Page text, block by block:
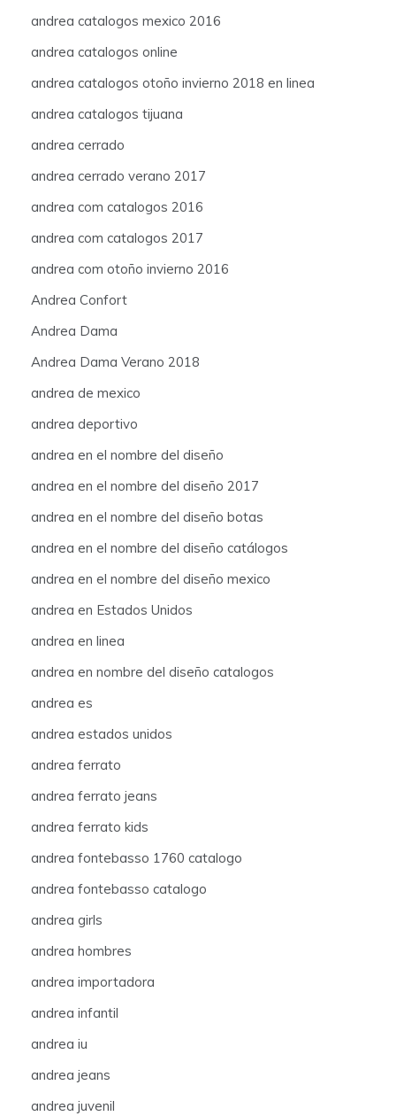
andrea catalogos mexico 2016
andrea catalogos online
andrea catalogos otoño invierno 2018 en linea
andrea catalogos tijuana
andrea cerrado
andrea cerrado verano 2017
andrea com catalogos 2016
andrea com catalogos 2017
andrea com otoño invierno 2016
Andrea Confort
Andrea Dama
Andrea Dama Verano 2018
andrea de mexico
andrea deportivo
andrea en el nombre del diseño
andrea en el nombre del diseño 2017
andrea en el nombre del diseño botas
andrea en el nombre del diseño catálogos
andrea en el nombre del diseño mexico
andrea en Estados Unidos
andrea en linea
andrea en nombre del diseño catalogos
andrea es
andrea estados unidos
andrea ferrato
andrea ferrato jeans
andrea ferrato kids
andrea fontebasso 1760 catalogo
andrea fontebasso catalogo
andrea girls
andrea hombres
andrea importadora
andrea infantil
andrea iu
andrea jeans
andrea juvenil